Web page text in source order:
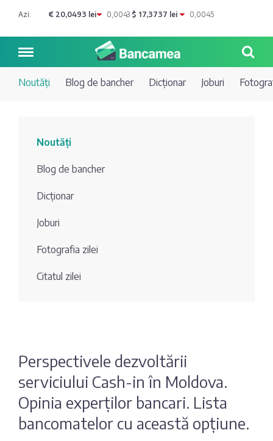
Azi: € 20,0493 lei 0,0043 $ 17,3737 lei 0,0045
bancher
Joburi
Fotografia
Depozite
Comerțbank
Energbank
Maib
Moldindconbank
întrebare?
Sondaj
Noutăți Blog de bancher Dicționar Joburi
Noutăți
Blog de bancher
Dicționar
Joburi
Fotografia zilei
Citatul zilei
Perspectivele dezvoltării
serviciului Cash-in în Moldova.
Opinia experților bancari. Lista
bancomatelor cu această opțiune.